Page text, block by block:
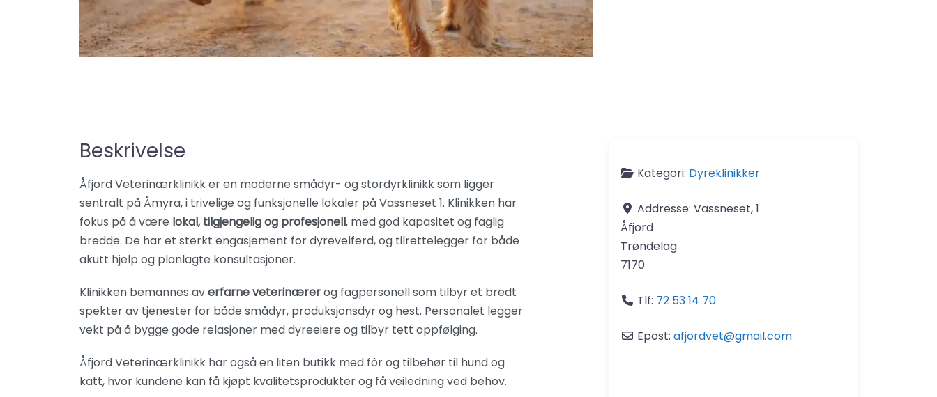
Beskrivelse
Åfjord Veterinærklinikk er en moderne smådyr- og stordyrklinikk som ligger
sentralt på Åmyra, i trivelige og funksjonelle lokaler på Vassneset 1. Klinikken har
fokus på å være lokal, tilgjengelig og profesjonell, med god kapasitet og faglig
bredde. De har et sterkt engasjement for dyrevelferd, og tilrettelegger for både
akutt hjelp og planlagte konsultasjoner.
Klinikken bemannes averfarne veterinærerog fagpersonell som tilbyr et bredt
spekter av tjenester for både smådyr, produksjonsdyr og hest. Personalet legger
vekt på å bygge gode relasjoner med dyreeiere og tilbyr tett oppfølging.
Åfjord Veterinærklinikk har også en liten butikk med fôr og tilbehør til hund og
katt, hvor kundene kan få kjøpt kvalitetsprodukter og få veiledning ved behov.
Kategori: Dyreklinikker
Addresse: Vassneset, 1
Åfjord
Trøndelag
7170
Tlf: 72 53 14 70
Epost: afjordvet@gmail.com